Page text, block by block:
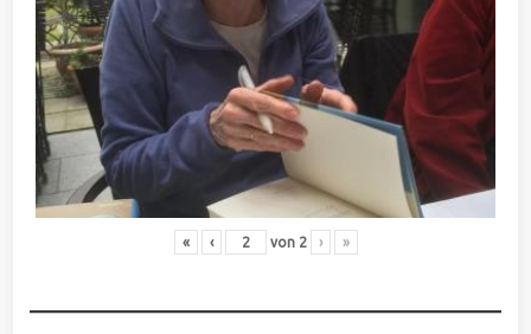
« ‹ von 2 › »